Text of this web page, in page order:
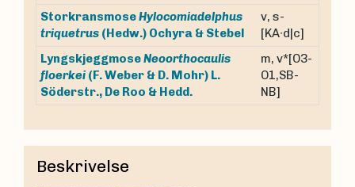
StorkransmoseHylocomiadelphus
triquetrus (Hedw.) Ochyra & Stebel
v, s-
[KA∙d|c]
LyngskjeggmoseNeoorthocaulis
floerkei (F. Weber & D. Mohr) L.
Söderstr., De Roo & Hedd.
m, v*[O3-
O1,SB-
NB]
Beskrivelse